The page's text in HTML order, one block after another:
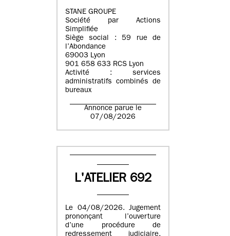
STANE GROUPE
Société par Actions
Simplifiée
Siège social : 59 rue de
l’Abondance
69003 Lyon
901 658 633 RCS Lyon
Activité : services
administratifs combinés de
bureaux
Annonce parue le
07/08/2026
L'ATELIER 692
Le 04/08/2026. Jugement
prononçant l’ouverture
d’une procédure de